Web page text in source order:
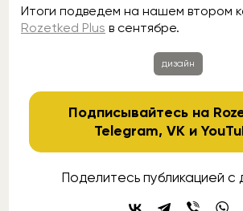
Итоги подведем на нашем втором
Rozetked Plus в сентябре.
дизайн
Подписывайтесь на
Telegram,VK и
Поделитесь публикацией с